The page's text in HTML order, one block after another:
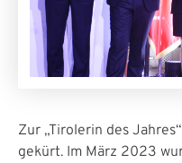
Zur „Tirolerin des
gekürt. Im März 2023